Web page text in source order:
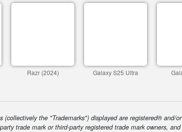
Razr (2024) Galaxy S25 Ultra
the "Trademarks") displayed are registered®
trade mark or third-party registered trade mark owners,